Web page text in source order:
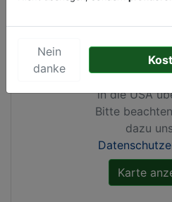
Karte
Google
gesetzt, Ihre
gespeichert
in die USA
Bitte
dazu
Nein
danke